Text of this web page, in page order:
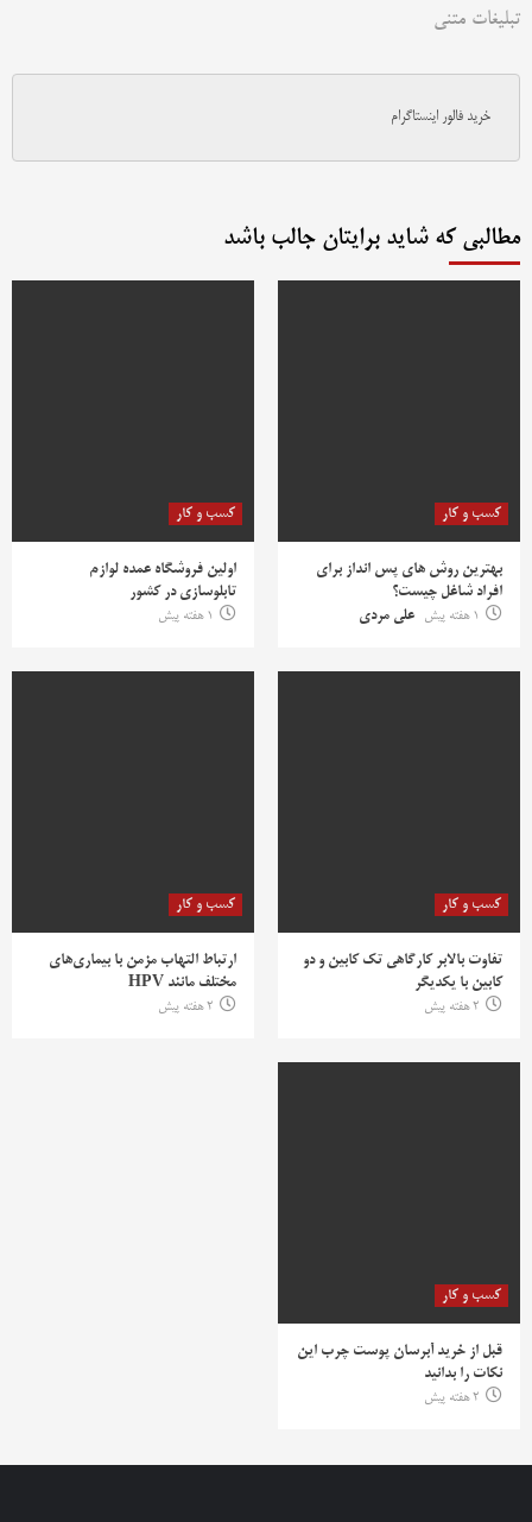
تبلیغات متنی
خرید فالور اینستاگرام
مطالبی که شاید برایتان جالب باشد
کسب و کار
بهترین روش‌ های پس‌ انداز برای
افراد شاغل چیست؟
1 هفته پیش
علی مردی
کسب و کار
اولین فروشگاه عمده لوازم
تابلوسازی در کشور
1 هفته پیش
کسب و کار
تفاوت بالابر کارگاهی تک کابین و دو
کابین با یکدیگر
2 هفته پیش
کسب و کار
ارتباط التهاب مزمن با بیماری‌های
مختلف مانند HPV
2 هفته پیش
کسب و کار
قبل از خرید آبرسان پوست چرب این
نکات را بدانید
2 هفته پیش